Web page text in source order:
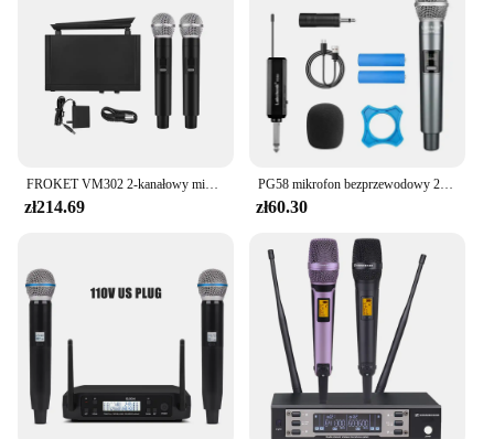
zł214.69
PG58 mikrofon bezprzewodowy 2 kanały UHF stała częstotliwość mikrofon ręczny mikrofon na imprezę Karaoke profesjonalne spotkanie kościelne
zł60.30